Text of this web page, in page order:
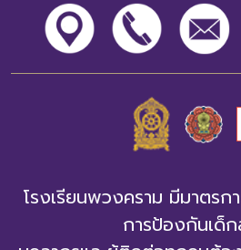
โรงเรียนพวงคราม มีมาตรก
การป้องกันเด็